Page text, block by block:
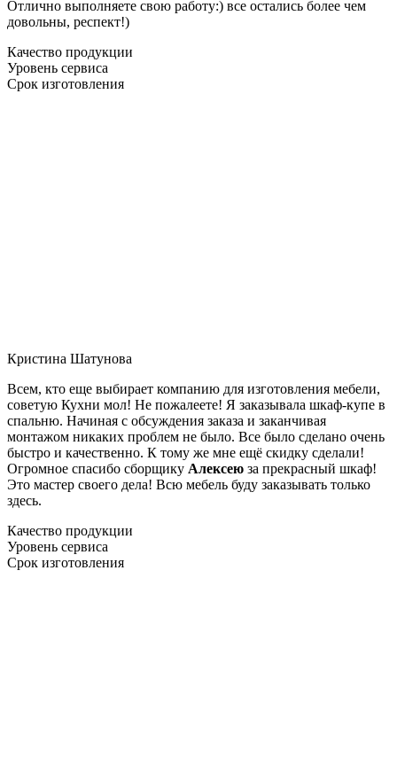
Отлично выполняете свою работу:) все остались более чем
довольны, респект!)
Качество продукции
Уровень сервиса
Срок изготовления
Кристина Шатунова
Всем, кто еще выбирает компанию для изготовления мебели,
советую Кухни мол! Не пожалеете! Я заказывала шкаф-купе в
спальню. Начиная с обсуждения заказа и заканчивая
монтажом никаких проблем не было. Все было сделано очень
быстро и качественно. К тому же мне ещё скидку сделали!
Огромное спасибо сборщику Алексею за прекрасный шкаф!
Это мастер своего дела! Всю мебель буду заказывать только
здесь.
Качество продукции
Уровень сервиса
Срок изготовления